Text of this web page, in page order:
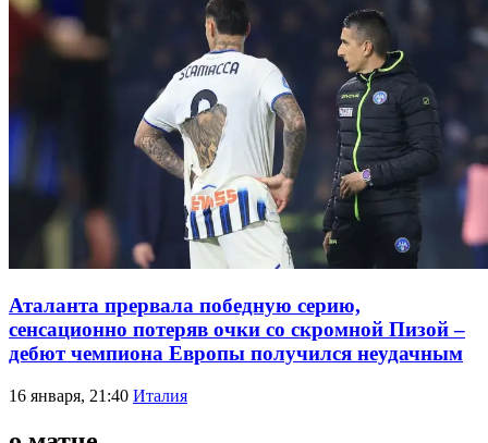
Аталанта прервала победную серию,
сенсационно потеряв очки со скромной Пизой –
дебют чемпиона Европы получился неудачным
16 января, 21:40 Италия